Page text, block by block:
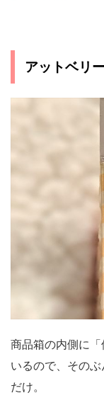
アットベリ
商品箱の内側に
いるので、その
だけ。